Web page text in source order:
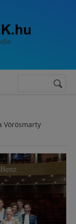
Keresés
Vörösmarty